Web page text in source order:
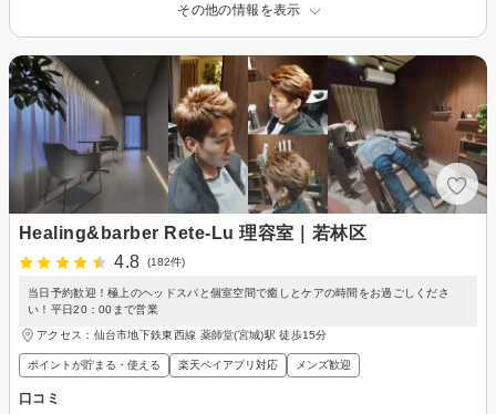
その他の情報を表示
Healing&barber Rete-Lu 理容室｜若林区
4.8
(182件)
当日予約歓迎！極上のヘッドスパと個室空間で癒しとケアの時間をお過ごしくださ
い！平日20：00まで営業
アクセス：仙台市地下鉄東西線 薬師堂(宮城)駅 徒歩15分
ポイントが貯まる・使える 楽天ペイアプリ対応 メンズ歓迎
口コミ